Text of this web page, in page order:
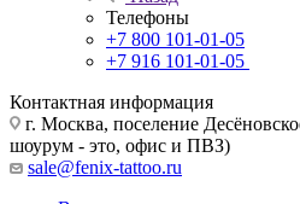
Телефоны
+7 800 101-01-05
+7 916 101-01-05
Контактная информация
г. Москва, поселение
шоурум - это, офис и ПВЗ)
sale@fenix-tattoo.ru